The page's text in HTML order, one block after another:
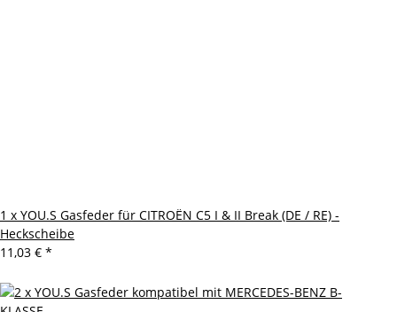
1 x YOU.S Gasfeder für CITROËN C5 I & II Break (DE / RE) -
Heckscheibe
11,03 € *